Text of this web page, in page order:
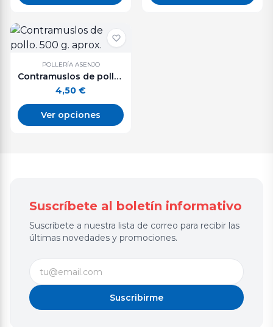
POLLERÍA ASENJO
Contramuslos de pollo. 500 g. aprox.
4,50 €
Ver opciones
Suscríbete al boletín informativo
Suscríbete a nuestra lista de correo para recibir las
últimas novedades y promociones.
Suscribirme